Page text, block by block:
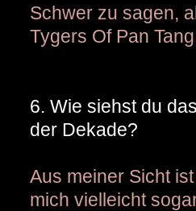
Schwer zu sagen,
Tygers Of Pan
6. Wie siehst du
der Dekade?
Aus meiner Sicht
mich vielleicht